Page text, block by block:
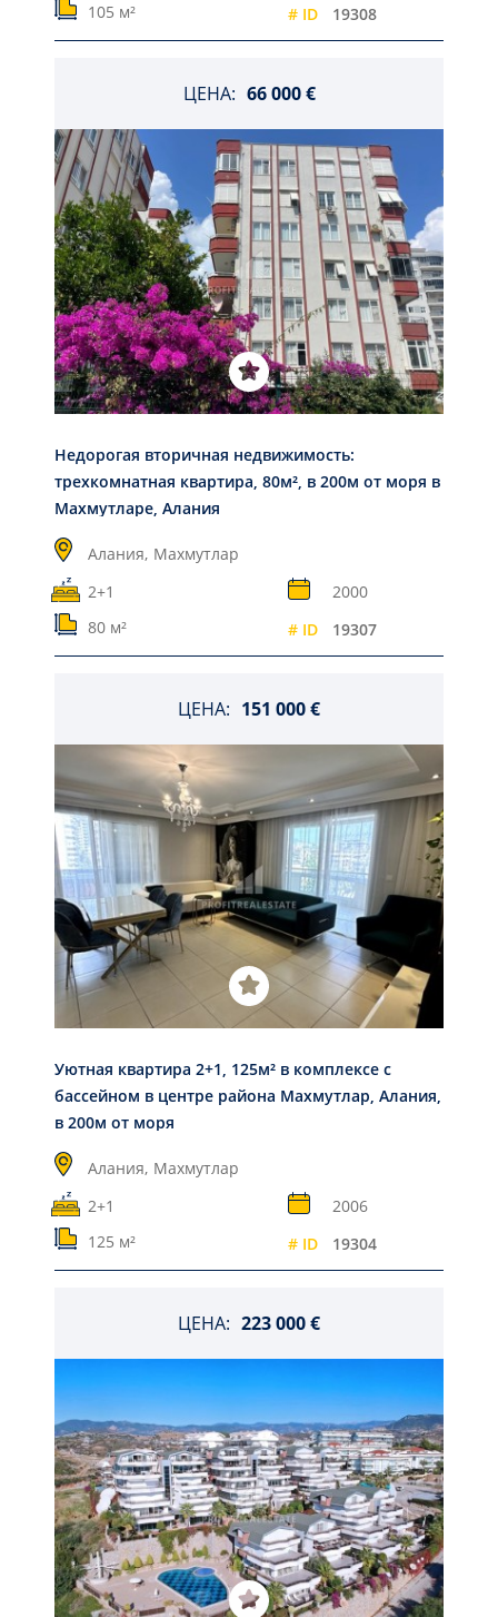
105 м²
# ID 19308
ЦЕНА: 66 000 €
Недорогая вторичная недвижимость:
трехкомнатная квартира, 80м², в 200м от моря в
Махмутларе, Алания
Алания, Махмутлар
2+1
2000
80 м²
# ID 19307
ЦЕНА: 151 000 €
Уютная квартира 2+1, 125м² в комплексе с
бассейном в центре района Махмутлар, Алания,
в 200м от моря
Алания, Махмутлар
2+1
2006
125 м²
# ID 19304
ЦЕНА: 223 000 €